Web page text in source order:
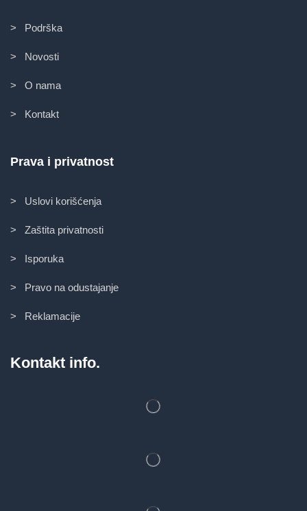
> Podrška
> Novosti
> O nama
> Kontakt
Prava i privatnost
> Uslovi korišćenja
> Zaštita privatnosti
> Isporuka
> Pravo na odustajanje
> Reklamacije
Kontakt info.